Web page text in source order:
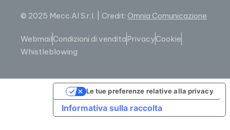
© 2025 Mecc.Al S.r.l. | Credit: Omnia Comunicazione
WebmailCondizioni di venditaPrivacyCookie
Whistleblowing
Informativa sulla raccolta
Le tue preferenze relative alla privacy